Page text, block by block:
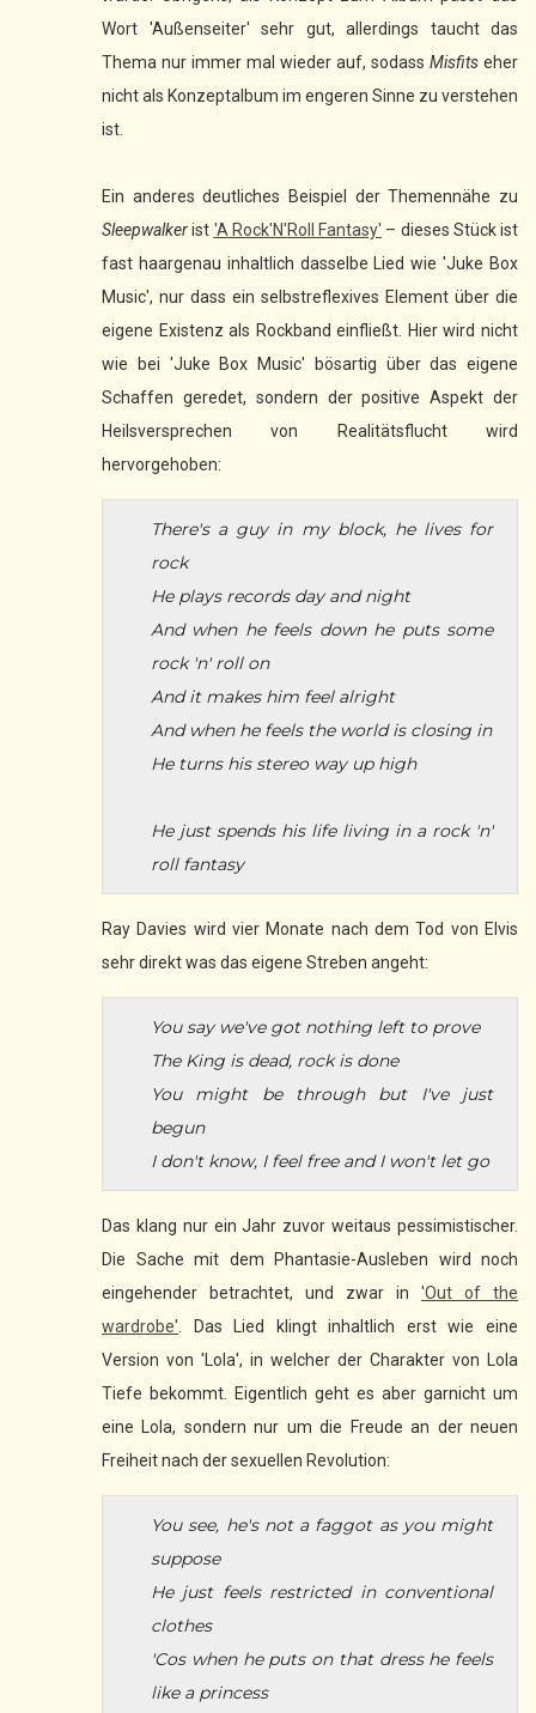
Wort 'Außenseiter' sehr gut, allerdings taucht das
Thema nur immer mal wieder auf, sodass Misfits eher
nicht als Konzeptalbum im engeren Sinne zu verstehen
ist.
Ein anderes deutliches Beispiel der Themennähe zu
Sleepwalkerist 'A Rock'N'Roll Fantasy' – dieses Stück ist
fast haargenau inhaltlich dasselbe Lied wie 'Juke Box
Music', nur dass ein selbstreflexives Element über die
eigene Existenz als Rockband einfließt. Hier wird nicht
wie bei 'Juke Box Music' bösartig über das eigene
Schaffen geredet, sondern der positive Aspekt der
Heilsversprechen von Realitätsflucht wird
hervorgehoben:
There's a guy in my block, he lives for
rock
He plays records day and night
And when he feels down he puts some
rock 'n' roll on
And it makes him feel alright
And when he feels the world is closing in
He turns his stereo way up high
He just spends his life living in a rock 'n'
roll fantasy
Ray Davies wird vier Monate nach dem Tod von Elvis
sehr direkt was das eigene Streben angeht:
You say we've got nothing left to prove
The King is dead, rock is done
You might be through but I've just
begun
I don't know, I feel free and I won't let go
Das klang nur ein Jahr zuvor weitaus pessimistischer.
Die Sache mit dem Phantasie-Ausleben wird noch
eingehender betrachtet, und zwar in 'Out of the
wardrobe' . Das Lied klingt inhaltlich erst wie eine
Version von 'Lola', in welcher der Charakter von Lola
Tiefe bekommt. Eigentlich geht es aber garnicht um
eine Lola, sondern nur um die Freude an der neuen
Freiheit nach der sexuellen Revolution:
You see, he's not a faggot as you might
suppose
He just feels restricted in conventional
clothes
'Cos when he puts on that dress he feels
like a princess